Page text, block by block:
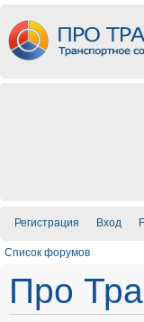
Регистрация Вход
Список форумов
Про